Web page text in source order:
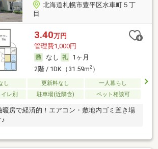
北海道札幌市豊平区水車町５丁
目
3.40万円
管理費1,000円
なし
1ヶ月
2階 / 1DK（31.59m2）
し 更新料なし
一人暮らし
レ別
駐車場(近隣含) ペット相談可
房で経済的！エアコン・敷地内ゴミ置き場